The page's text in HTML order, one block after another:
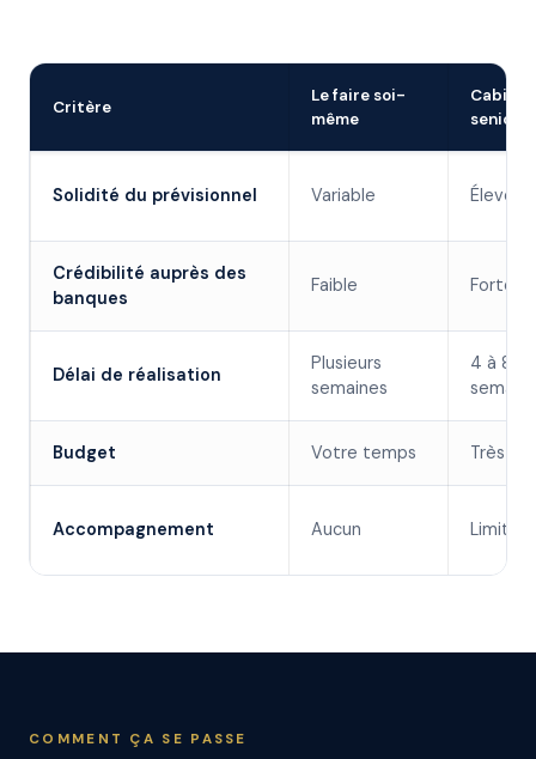
Critère
Le faire soi-
même
Cabinet
senior
Solidité du prévisionnel Variable Élevée
Crédibilité auprès des
banques
Faible Forte
Délai de réalisation
Plusieurs
semaines
4 à 8
Budget Votre temps Très
Accompagnement Aucun Limité
COMMENT ÇA SE PASSE